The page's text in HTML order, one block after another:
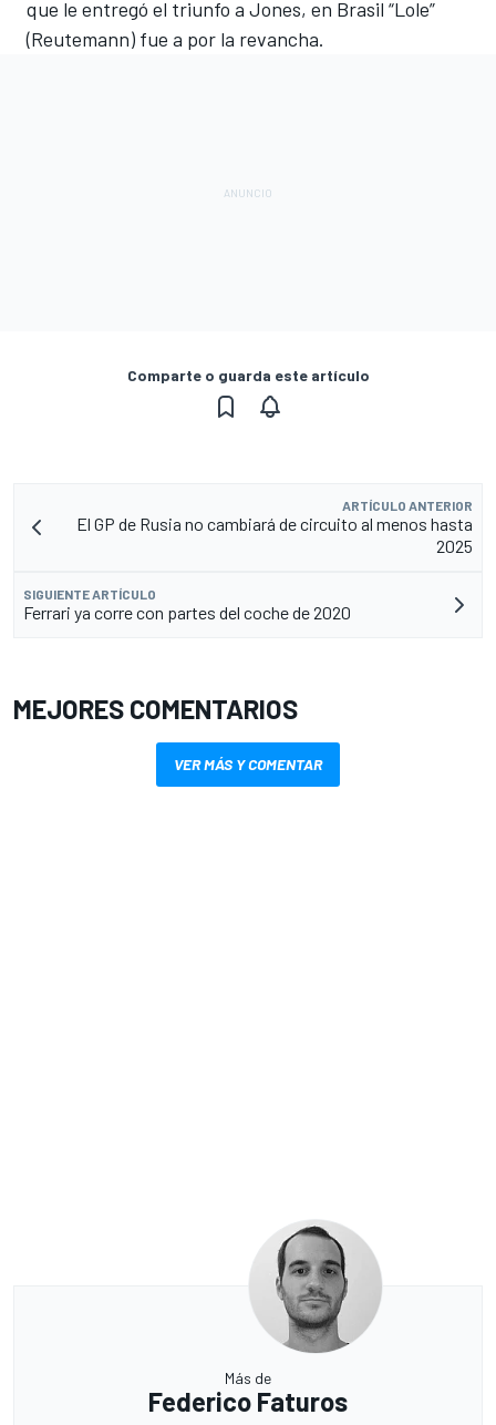
que le entregó el triunfo a Jones, en Brasil “Lole”
(Reutemann) fue a por la revancha.
Comparte o guarda este artículo
ARTÍCULO ANTERIOR
El GP de Rusia no cambiará de circuito al menos hasta
2025
SIGUIENTE ARTÍCULO
Ferrari ya corre con partes del coche de 2020
MEJORES COMENTARIOS
VER MÁS Y COMENTAR
Más de
Federico Faturos